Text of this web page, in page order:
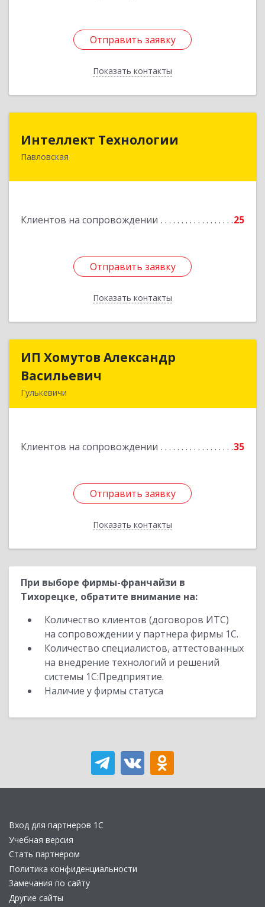
Отправить заявку
Показать контакты
Отправить заявку
Назад
Интеллект Технологии
Павловская
Клиентов на сопровождении 25
Отправить заявку
Показать контакты
352040, Краснодарский край, Павловский р-н,
Отправить заявку
Назад
ИП Хомутов Александр
Васильевич
Гулькевичи
Клиентов на сопровождении 35
Отправить заявку
Показать контакты
ИП Хомутов Александр
Подробнее
Отправить заявку
Назад
При выборе фирмы-франчайзи в
Тихорецке, обратите внимание на:
Количество клиентов (договоров ИТС)
на сопровождении у партнера фирмы 1С.
Количество специалистов, аттестованных
на внедрение технологий и решений
системы 1С:Предприятие.
Наличие у фирмы статуса
Вход для партнеров 1С
Учебная версия
Стать партнером
Политика конфиденциальности
Замечания по сайту
Другие сайты